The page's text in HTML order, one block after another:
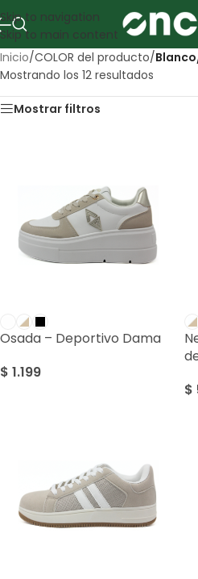
Skip to navigation
Skip to main content
Inicio/COLOR del producto/
Mostrando los 12 resultados
Mostrar filtros
Osada – Deportivo Dama
$ 1.199
$